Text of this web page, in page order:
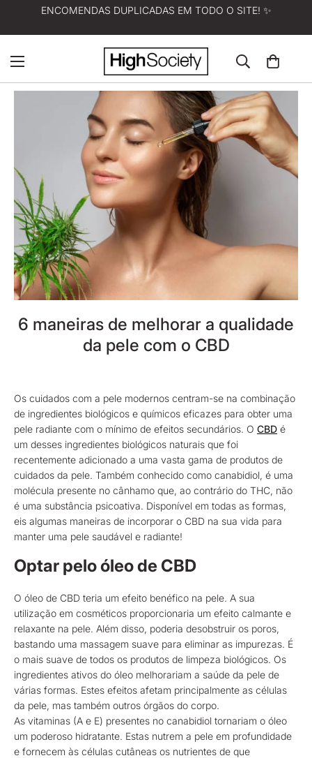
ENCOMENDAS DUPLICADAS EM TODO O SITE! ✨
6 maneiras de melhorar a qualidade
da pele com o CBD
Os cuidados com a pele modernos centram-se na combinação
de ingredientes biológicos e químicos eficazes para obter uma
pele radiante com o mínimo de efeitos secundários. O CBD é
um desses ingredientes biológicos naturais que foi
recentemente adicionado a uma vasta gama de produtos de
cuidados da pele. Também conhecido como canabidiol, é uma
molécula presente no cânhamo que, ao contrário do THC, não
é uma substância psicoativa. Disponível em todas as formas,
eis algumas maneiras de incorporar o CBD na sua vida para
manter uma pele saudável e radiante!
Optar pelo óleo de CBD
O óleo de CBD teria um efeito benéfico na pele. A sua
utilização em cosméticos proporcionaria um efeito calmante e
relaxante na pele. Além disso, poderia desobstruir os poros,
bastando uma massagem suave para eliminar as impurezas. É
o mais suave de todos os produtos de limpeza biológicos. Os
ingredientes ativos do óleo melhorariam a saúde da pele de
várias formas. Estes efeitos afetam principalmente as células
da pele, mas também outros órgãos do corpo.
As vitaminas (A e E) presentes no canabidiol tornariam o óleo
um poderoso hidratante. Estas nutrem a pele em profundidade
e fornecem às células cutâneas os nutrientes de que